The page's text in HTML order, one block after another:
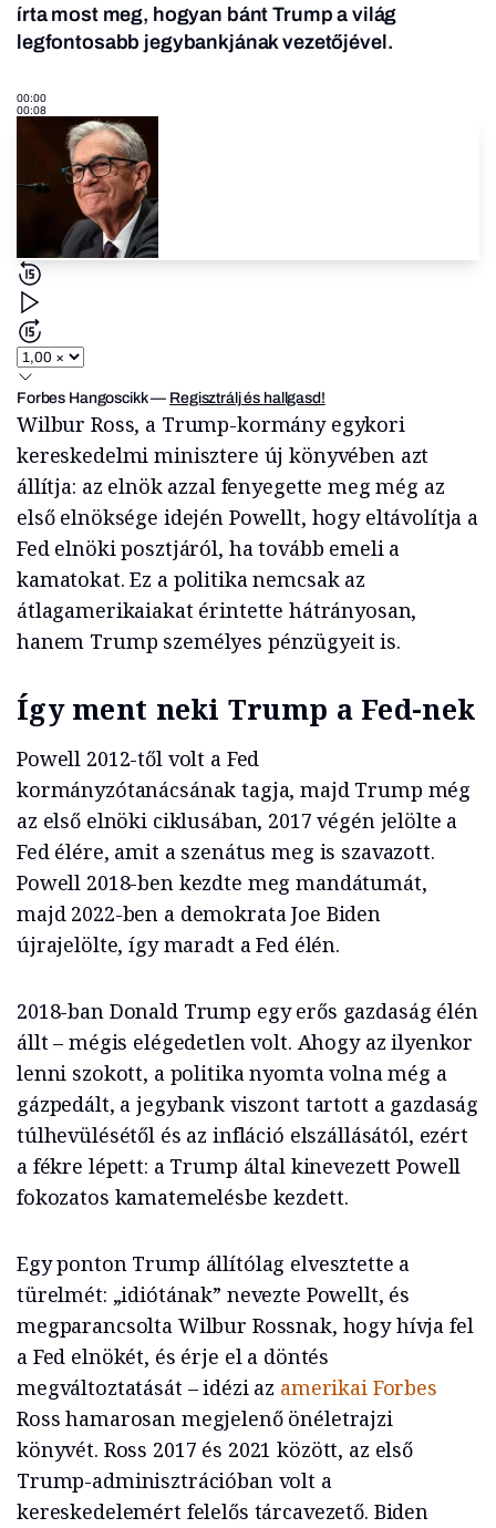
írta most meg, hogyan bánt Trump a világ
legfontosabb jegybankjának vezetőjével.
00:00
00:08
Forbes Hangoscikk— Regisztrálj és hallgasd!
Wilbur Ross, a Trump-kormány egykori
kereskedelmi minisztere új könyvében azt
állítja: az elnök azzal fenyegette meg még az
első elnöksége idején Powellt, hogy eltávolítja a
Fed elnöki posztjáról, ha tovább emeli a
kamatokat. Ez a politika nemcsak az
átlagamerikaiakat érintette hátrányosan,
hanem Trump személyes pénzügyeit is.
Így ment neki Trump a Fed-nek
Powell 2012-től volt a Fed
kormányzótanácsának tagja, majd Trump még
az első elnöki ciklusában, 2017 végén jelölte a
Fed élére, amit a szenátus meg is szavazott.
Powell 2018-ben kezdte meg mandátumát,
majd 2022-ben a demokrata Joe Biden
újrajelölte, így maradt a Fed élén.
2018-ban Donald Trump egy erős gazdaság élén
állt – mégis elégedetlen volt. Ahogy az ilyenkor
lenni szokott, a politika nyomta volna még a
gázpedált, a jegybank viszont tartott a gazdaság
túlhevülésétől és az infláció elszállásától, ezért
a fékre lépett: a Trump által kinevezett Powell
fokozatos kamatemelésbe kezdett.
Egy ponton Trump állítólag elvesztette a
türelmét: „idiótának” nevezte Powellt, és
megparancsolta Wilbur Rossnak, hogy hívja fel
a Fed elnökét, és érje el a döntés
megváltoztatását – idézi az amerikai Forbes
Ross hamarosan megjelenő önéletrajzi
könyvét. Ross 2017 és 2021 között, az első
Trump-adminisztrációban volt a
kereskedelemért felelős tárcavezető. Biden